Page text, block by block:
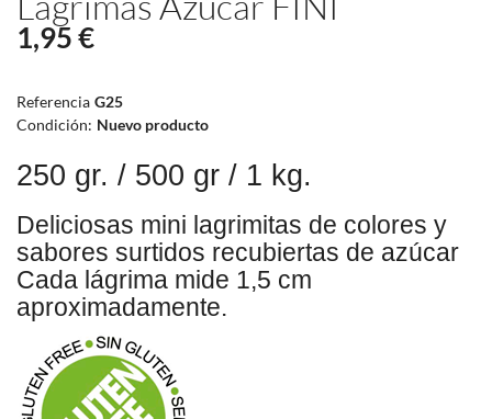
1,95 €
Referencia G25
Condición: Nuevo producto
250 gr. / 500 gr / 1 kg.
Deliciosas mini lagrimitas de colores y
sabores surtidos recubiertas de azúcar
Cada lágrima mide 1,5 cm
aproximadamente.